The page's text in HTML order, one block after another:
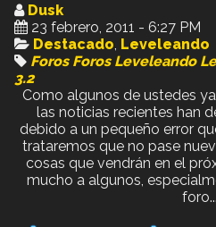
Dusk
23 febrero, 2011 - 6:27 PM
Destacado Leveleando
Foros Foros Leveleando
3.2
Como algunos de ustedes
las noticias recientes han
debido a un pequeño error
trataremos que no pase
cosas que vendrán en el
mucho a algunos,
foro...